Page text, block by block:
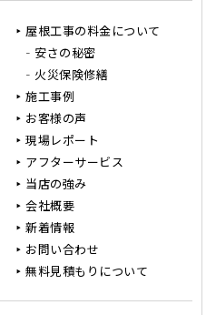
屋根工事の料金について
安さの秘密
火災保険修繕
施工事例
お客様の声
現場レポート
アフターサービス
当店の強み
会社概要
新着情報
お問い合わせ
無料見積もりについて